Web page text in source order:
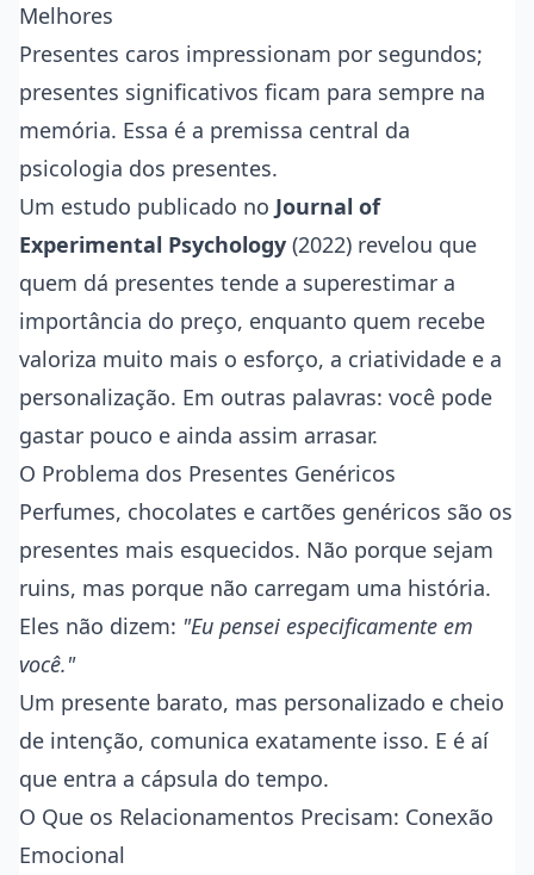
Melhores
Presentes caros impressionam por segundos;
presentes significativos ficam para sempre na
memória. Essa é a premissa central da
psicologia dos presentes.
Um estudo publicado no Journal of
Experimental Psychology (2022) revelou que
quem dá presentes tende a superestimar a
importância do preço, enquanto quem recebe
valoriza muito mais o esforço, a criatividade e a
personalização. Em outras palavras: você pode
gastar pouco e ainda assim arrasar.
O Problema dos Presentes Genéricos
Perfumes, chocolates e cartões genéricos são os
presentes mais esquecidos. Não porque sejam
ruins, mas porque não carregam uma história.
Eles não dizem: "Eu pensei especificamente em
você."
Um presente barato, mas personalizado e cheio
de intenção, comunica exatamente isso. E é aí
que entra a cápsula do tempo.
O Que os Relacionamentos Precisam: Conexão
Emocional